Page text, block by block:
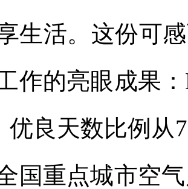
生活。这份可
作的亮眼成果
优良天数比例从
国重点城市空